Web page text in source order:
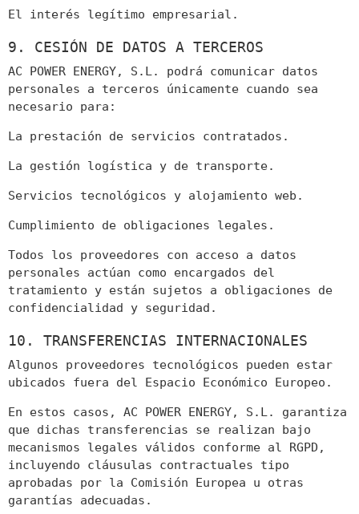
El interés legítimo empresarial.
9. CESIÓN DE DATOS A TERCEROS
AC POWER ENERGY, S.L. podrá comunicar datos
personales a terceros únicamente cuando sea
necesario para:
La prestación de servicios contratados.
La gestión logística y de transporte.
Servicios tecnológicos y alojamiento web.
Cumplimiento de obligaciones legales.
Todos los proveedores con acceso a datos
personales actúan como encargados del
tratamiento y están sujetos a obligaciones de
confidencialidad y seguridad.
10. TRANSFERENCIAS INTERNACIONALES
Algunos proveedores tecnológicos pueden estar
ubicados fuera del Espacio Económico Europeo.
En estos casos, AC POWER ENERGY, S.L. garantiza
que dichas transferencias se realizan bajo
mecanismos legales válidos conforme al RGPD,
incluyendo cláusulas contractuales tipo
aprobadas por la Comisión Europea u otras
garantías adecuadas.